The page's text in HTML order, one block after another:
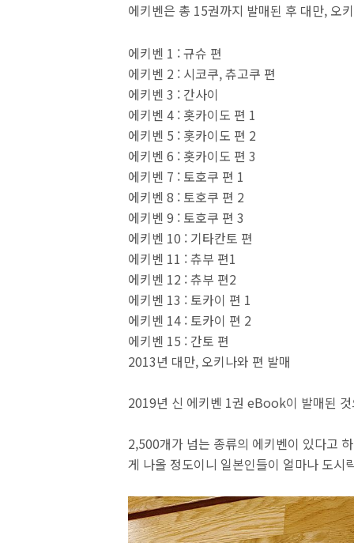
에키벤은 총 15권까지 발매된 후 대만, 오
에키벤 1 : 규슈 편
에키벤 2 : 시코쿠, 츄고쿠 편
에키벤 3 : 간사이
에키벤 4 : 홋카이도 편 1
에키벤 5 : 홋카이도 편 2
에키벤 6 : 홋카이도 편 3
에키벤 7 : 토호쿠 편 1
에키벤 8 : 토호쿠 편 2
에키벤 9 : 토호쿠 편 3
에키벤 10 : 기타칸토 편
에키벤 11 : 츄부 편1
에키벤 12 : 츄부 편2
에키벤 13 : 토카이 편 1
에키벤 14 : 토카이 편 2
에키벤 15 : 간토 편
2013년 대만, 오키나와 편 발매
2019년 신 에키벤 1권 eBook이 발매된
2,500개가 넘는 종류의 에키벤이 있다고
게 나올 정도이니 일본인들이 얼마나 도